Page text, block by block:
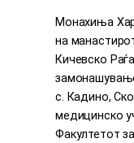
Монахиња
на
Кичевско
с. Кадино,
медицинско
Факултетот